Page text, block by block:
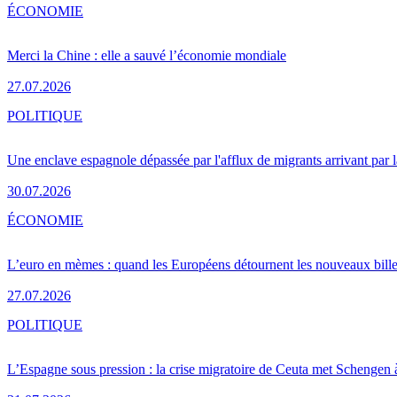
Merci la Chine : elle a sauvé l’économie mondiale
27.07.2026
ÉCONOMIE
Une enclave espagnole dépassée par l'afflux de migrants arrivant par
30.07.2026
POLITIQUE
L’euro en mèmes : quand les Européens détournent les nouveaux
27.07.2026
ÉCONOMIE
L’Espagne sous pression : la crise migratoire de Ceuta met Schengen
POLITIQUE